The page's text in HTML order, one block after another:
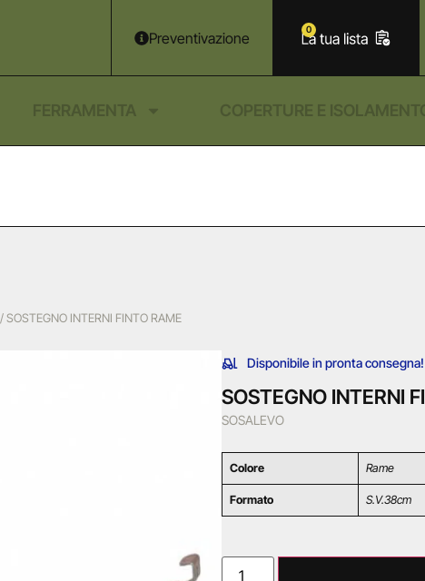
Preventivazione 0
FERRAMENTA COPERTURE E
/ SOSTEGNO INTERNI FINTO RAME
Disponibile in pronta consegna!
SOSTEGNO INTERNI
SOSALEVO
Colore Rame
Formato S.V.38cm